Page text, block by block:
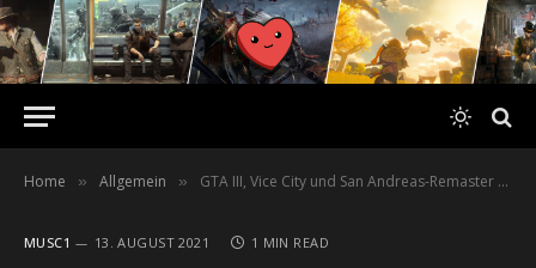
Home » Allgemein » GTA III, Vice City und San Andreas-Remaster noch dieses Jahr?
MUSC1 13. AUGUST 2021 1 MIN READ